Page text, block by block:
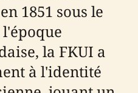
1851 sous le
la FKUI a
à l'identité